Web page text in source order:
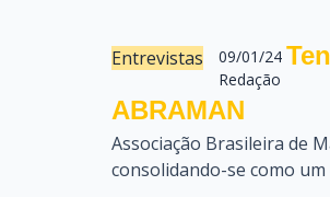
Entrevistas
09/01/24
Redação
ABRAMAN
Associação Brasileira de
consolidando-se como